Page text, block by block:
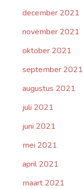
december 2021
november 2021
oktober 2021
september 2021
augustus 2021
juli 2021
juni 2021
mei 2021
april 2021
maart 2021